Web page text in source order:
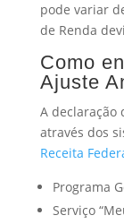
pode variar
de Renda
Como
Ajuste
A declaração
através dos
Receita
Programa
Serviço